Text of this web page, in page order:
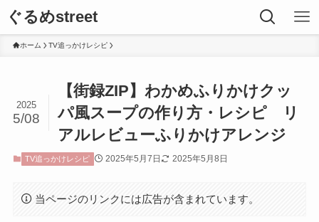
ぐるめstreet
ホーム TV追っかけレシピ
【街録ZIP】わかめふりかけクッ
パ風スープの作り方・レシピ リ
アルレビューふりかけアレンジ
2025
5/08
TV追っかけレシピ 2025年5月7日 2025年5月8日
当ページのリンクには広告が含まれています。